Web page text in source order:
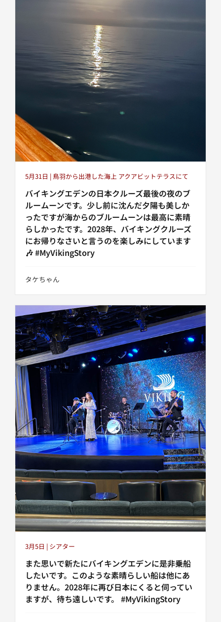
5月31日 | 鳥羽から出港した海上 アクアビットテラスにて
バイキングエデンの日本クルーズ最後の夜のブ
ルームーンです。少し前に沈んだ夕陽も美しか
ったですが海からのブルームーンは最高に素晴
らしかったです。2028年、バイキングクルーズ
にお帰りなさいと言うのを楽しみにしています
🎶 #MyVikingStory
タケちゃん
3月5日 | シアター
また思いで新たにバイキングエデンに是非乗船
したいです。このような素晴らしい船は他にあ
りません。2028年に再び日本にくると伺ってい
ますが、待ち遠しいです。 #MyVikingStory